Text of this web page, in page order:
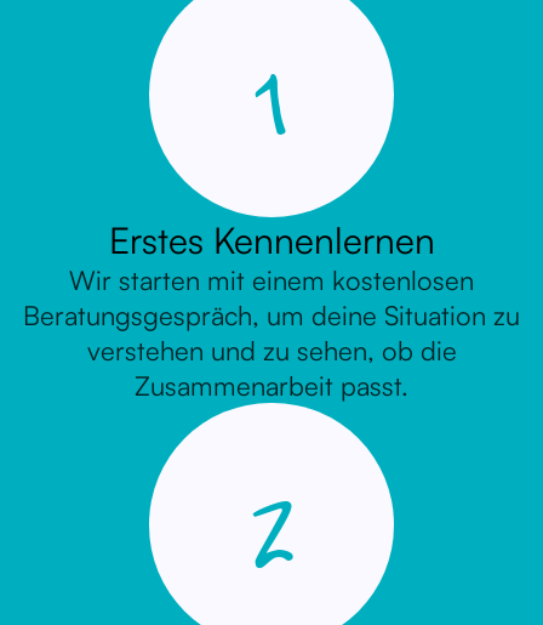
1
Erstes Kennenlernen
Wir starten mit einem kostenlosen
Beratungsgespräch, um deine Situation zu
verstehen und zu sehen, ob die
Zusammenarbeit passt.
2